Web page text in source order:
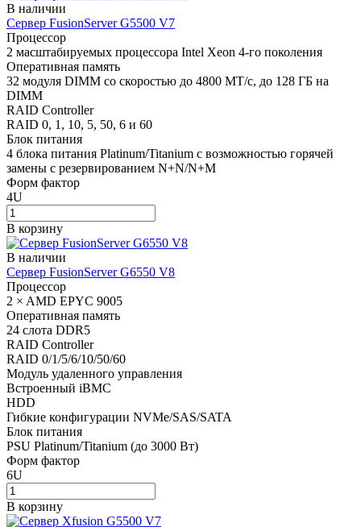
В наличии
Сервер FusionServer G5500 V7
Процессор
2 масштабируемых процессора Intel Xeon 4-го поколения
Оперативная память
32 модуля DIMM со скоростью до 4800 МТ/с, до 128 ГБ на
DIMM
RAID Controller
RAID 0, 1, 10, 5, 50, 6 и 60
Блок питания
4 блока питания Platinum/Titanium с возможностью горячей
замены с резервированием N+N/N+M
Форм фактор
4U
В корзину
В наличии
Сервер FusionServer G6550 V8
Процессор
2 × AMD EPYC 9005
Оперативная память
24 слота DDR5
RAID Controller
RAID 0/1/5/6/10/50/60
Модуль удаленного управления
Встроенный iBMC
HDD
Гибкие конфигурации NVMe/SAS/SATA
Блок питания
PSU Platinum/Titanium (до 3000 Вт)
Форм фактор
6U
В корзину